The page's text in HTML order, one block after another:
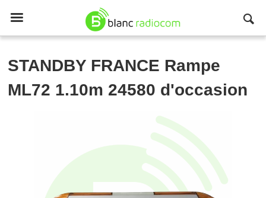

STANDBY FRANCE Rampe
ML72 1.10m 24580 d'occasion